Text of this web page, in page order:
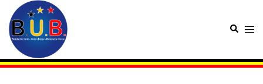
content
Search